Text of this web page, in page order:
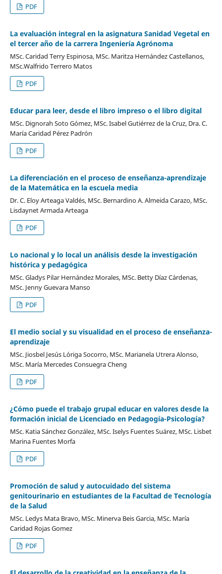
PDF
La evaluación integral en la asignatura Sanidad Vegetal en
el tercer año de la carrera Ingeniería Agrónoma
MSc. Caridad Terry Espinosa, MSc. Maritza Hernández Castellanos,
MSc.Walfrido Terrero Matos
PDF
Educar para leer, desde el libro impreso o el libro digital
MSc. Dignorah Soto Gómez, MSc. Isabel Gutiérrez de la Cruz, Dra. C.
María Caridad Pérez Padrón
PDF
La diferenciación en el proceso de enseñanza-aprendizaje
de la Matemática en la escuela media
Dr. C. Eloy Arteaga Valdés, MSc. Bernardino A. Almeida Carazo, MSc.
Lisdaynet Armada Arteaga
PDF
Lo nacional y lo local un análisis desde la investigación
histórica y pedagógica
MSc. Gladys Pilar Hernández Morales, MSc. Betty Díaz Cárdenas,
MSc. Jenny Guevara Manso
PDF
El medio social y su visualidad en el proceso de enseñanza-
aprendizaje
MSc. Jiosbel Jesús Lóriga Socorro, MSc. Marianela Utrera Alonso,
MSc. María Mercedes Consuegra Cheng
PDF
¿Cómo puede el trabajo grupal educar en valores desde la
formación inicial de Licenciado en Pedagogía-Psicología?
MSc. Katia Sánchez González, MSc. Iselys Fuentes Suárez, MSc. Lisbet
Marina Fuentes Morfa
PDF
Promoción de salud y autocuidado del sistema
genitourinario en estudiantes de la Facultad de Tecnología
de la Salud
MSc. Ledys Mata Bravo, MSc. Minerva Beis Garcia, MSc. María
Caridad Rojas Gomez
PDF